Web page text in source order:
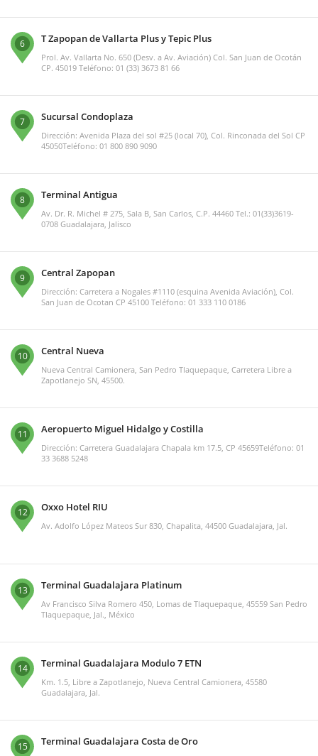
6 T Zapopan de Vallarta Plus y Tepic Plus
Prol. Av. Vallarta No. 650 (Desv. a Av. Aviación) Col. San Juan de Ocotán
CP. 45019 Teléfono: 01 (33) 3673 81 66
7 Sucursal Condoplaza
Dirección: Avenida Plaza del sol #25 (local 70), Col. Rinconada del Sol CP
45050Teléfono: 01 800 890 9090
8 Terminal Antigua
Av. Dr. R. Michel # 275, Sala B, San Carlos, C.P. 44460 Tel.: 01(33)3619-
0708 Guadalajara, Jalisco
9 Central Zapopan
Dirección: Carretera a Nogales #1110 (esquina Avenida Aviación), Col.
San Juan de Ocotan CP 45100 Teléfono: 01 333 110 0186
10 Central Nueva
Nueva Central Camionera, San Pedro Tlaquepaque, Carretera Libre a
Zapotlanejo SN, 45500.
11 Aeropuerto Miguel Hidalgo y Costilla
Dirección: Carretera Guadalajara Chapala km 17.5, CP 45659Teléfono: 01
33 3688 5248
12 Oxxo Hotel RIU
Av. Adolfo López Mateos Sur 830, Chapalita, 44500 Guadalajara, Jal.
13 Terminal Guadalajara Platinum
Av Francisco Silva Romero 450, Lomas de Tlaquepaque, 45559 San Pedro
Tlaquepaque, Jal., México
14 Terminal Guadalajara Modulo 7 ETN
Km. 1.5, Libre a Zapotlanejo, Nueva Central Camionera, 45580
Guadalajara, Jal.
15 Terminal Guadalajara Costa de Oro